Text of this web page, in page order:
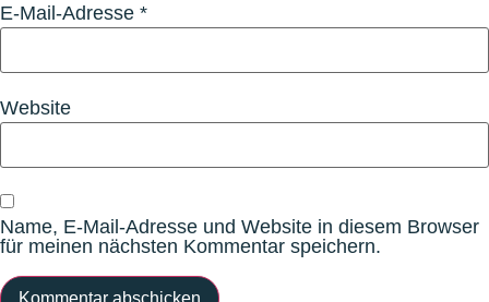
E-Mail-Adresse *
Website
Name, E-Mail-Adresse und Website in diesem Browser
für meinen nächsten Kommentar speichern.